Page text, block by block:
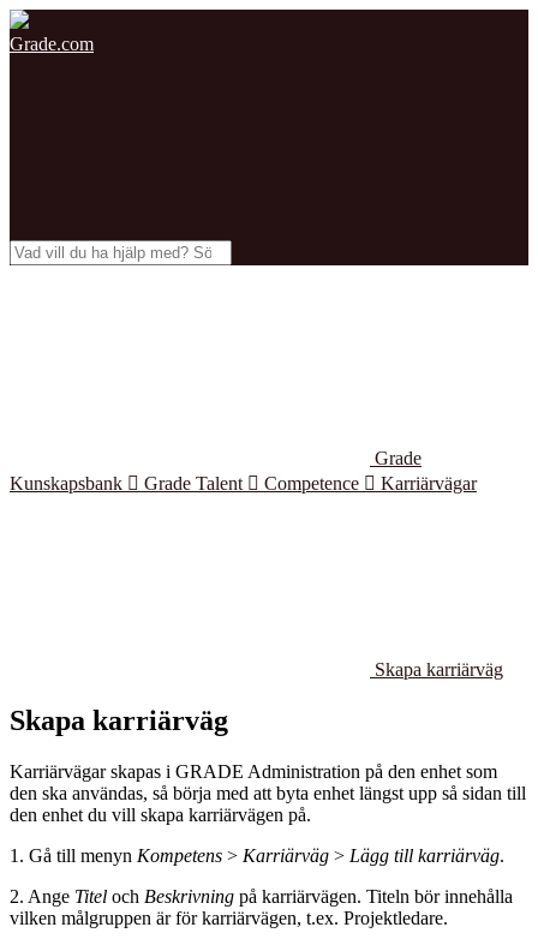
Grade.com
Grade
Kunskapsbank  Grade Talent  Competence  Karriärvägar
Skapa karriärväg
Skapa karriärväg
Karriärvägar skapas i GRADE Administration på den enhet som
den ska användas, så börja med att byta enhet längst upp så sidan till
den enhet du vill skapa karriärvägen på.
1. Gå till menyn Kompetens > Karriärväg > Lägg till karriärväg.
2. Ange Titel och Beskrivning på karriärvägen. Titeln bör innehålla
vilken målgruppen är för karriärvägen, t.ex. Projektledare.